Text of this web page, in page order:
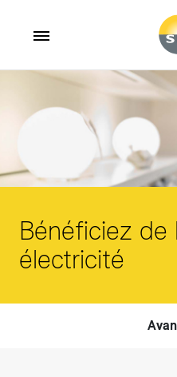
Aller au contenu principal
Bénéficiez de
électricité